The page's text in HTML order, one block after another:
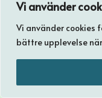
Vi använder
Vi använder
bättre upplevelse
Skyttorpsbadet
Fyrisån, i
lättillgängligt
Läs mer